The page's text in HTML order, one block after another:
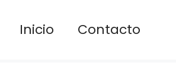
Inicio Contacto